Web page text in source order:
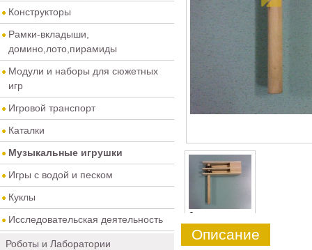
Конструкторы
Рамки-вкладыши,
домино,лото,пирамиды
Модули и наборы для сюжетных
игр
Игровой транспорт
Каталки
Музыкальные игрушки
Игры с водой и песком
Куклы
Исследовательская деятельность
Роботы и Лаборатории
0
Описание